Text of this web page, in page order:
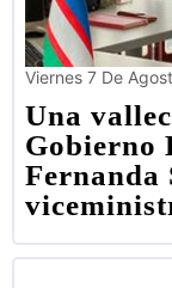
Viernes 7 De
Una
Gobierno
Fernanda